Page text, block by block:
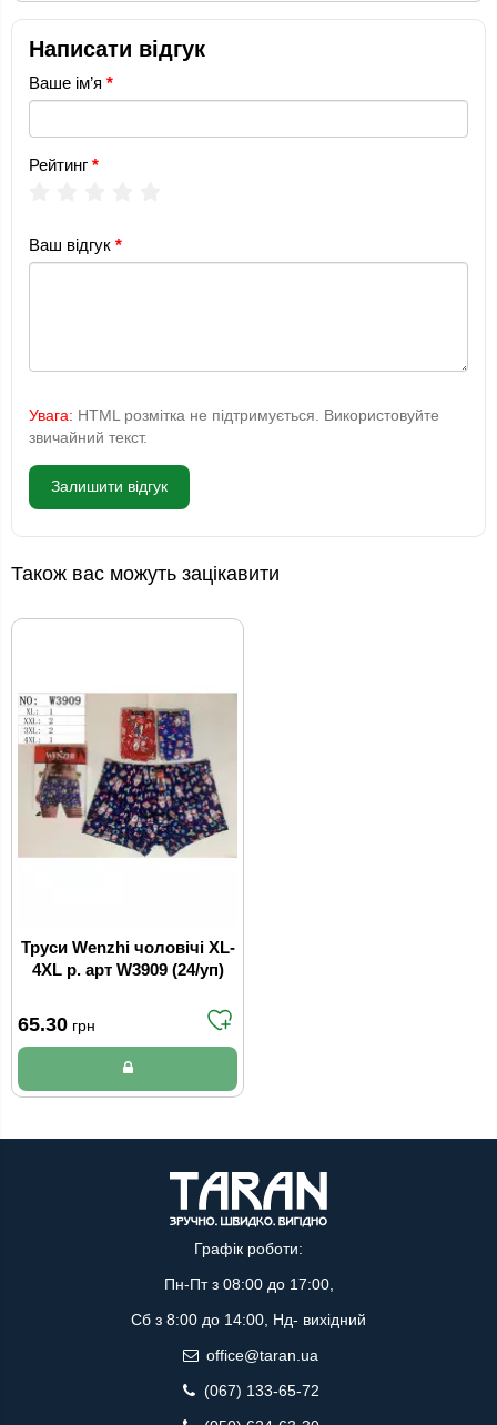
Написати відгук
Ваше ім’я
Рейтинг
Ваш відгук
Увага: HTML розмітка не підтримується. Використовуйте
звичайний текст.
Залишити відгук
Також вас можуть зацікавити
Труси Wenzhi чоловічі XL-
4XL р. арт W3909 (24/уп)
65.30 грн
Графік роботи:
Пн-Пт з 08:00 до 17:00,
Сб з 8:00 до 14:00, Нд- вихідний
office@taran.ua
(067) 133-65-72